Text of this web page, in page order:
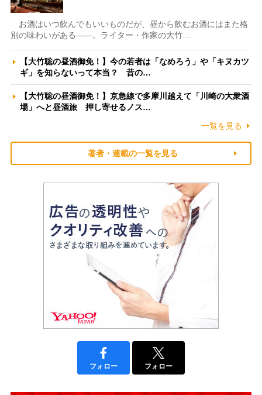
お酒はいつ飲んでもいいものだが、昼から飲むお酒にはまた格
別の味わいがある――。ライター・作家の大竹…
【大竹聡の昼酒御免！】今の若者は「なめろう」や「キヌカツ
ギ」を知らないって本当？ 昔の…
【大竹聡の昼酒御免！】京急線で多摩川越えて「川崎の大衆酒
場」へと昼酒旅 押し寄せるノス…
一覧を見る
著者・連載の一覧を見る
フォロー フォロー